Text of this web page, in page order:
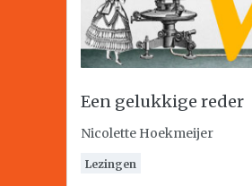
Een gelukkige reder
Nicolette Hoekmeijer
Lezingen